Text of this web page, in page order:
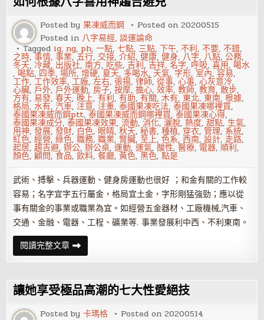
12
星
座
請
解
鎖
這
份
大
事
預
報
Posted by果凍威而鋼 Posted on20200515
Posted in 八字易經,談運論命
Tagged ig, ng, ph,一點,七點, 三點,下午,不利,不要,不錯,
之時,事情,事業,五行, 交接,介紹,健康,健身, 八字, 八點,公務,
冬天, 冷藏, 出版社,南方, 吃些,吉利,吉祥,名字, 呼吸,喜用, 喝水
, 喝點, 四季,場所,增硬, 夏天, 多喝水, 天氣, 字形,室內,容易,
工作,工作效率,工廠,左右,張揚,律師,從事,心事,心灰意冷,
心臟,戶外,戶外運動,房子,按摩,擔心,效率,教師,教育,散步,
方有,易發,春天, 晚上,有利,有助,有關,木有,東北,東南,根據,
格局,水有,汽車, 注意, 注重,泰國果凍吃法,泰國果凍哪裡買,
泰國果凍威而鋼ptt,泰國果凍威而鋼哪裡買,泰國果凍心得,
泰國果凍成分,泰國果凍效果,流動,消化,灑脫,熱度,甜點,生氣,
用神,發展,發財, 白色, 眼睛,秋天,秘書,種植, 穿衣,管理, 系統,
紅色,經營,綠色,職務,職業, 腎臟,至上,色系,西南,設計,走路,
起居,趨吉避,辦公,辦公桌,運動,運氣,酸性,醫療, 電器,順利,
顏色,顧問,食品,飲料,餐廳,黃色,黑色,點是
武術、搏擊、兵器運動、健身房運動也很好 ；和金有關的工作較
容易；名字宜字五行屬金，格局宜土金，字形剛猛強勁；應以從
事有關金的事業或職業為宜。如經營五金器材、工廠機械,汽車、
交通、金融、電器、工程、礦業等. 事業發展利中西、不利東南。
閱讀完整文章如
何
根
八
字
喜
用
神
讓她享受極品高潮的七大性愛絕技
Posted by卡瑪格 Posted on20200514